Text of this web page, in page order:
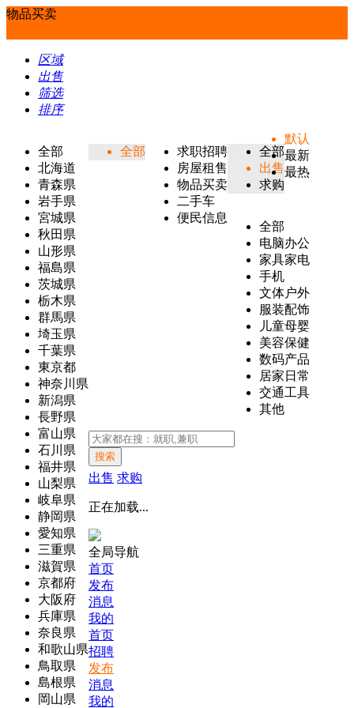
物品买卖
区域
出售
筛选
排序
全部
北海道
青森県
岩手県
宮城県
秋田県
山形県
福島県
茨城県
栃木県
群馬県
埼玉県
千葉県
東京都
神奈川県
新潟県
長野県
富山県
石川県
福井県
山梨県
岐阜県
静岡県
愛知県
三重県
滋賀県
京都府
大阪府
兵庫県
奈良県
和歌山県
鳥取県
島根県
岡山県
全部
求职招聘
房屋租售
物品买卖
二手车
便民信息
全部
出售
求购
全部
电脑办公
家具家电
手机
文体户外
服装配饰
儿童母婴
美容保健
数码产品
居家日常
交通工具
其他
默认
最新
最热
搜索
出售 求购
正在加载...
全局导航
首页
发布
消息
我的
首页
招聘
发布
消息
我的